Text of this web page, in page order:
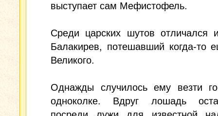
выступает сам Мефистофель.
Среди царских шутов отличался
Балакирев, потешавший когда-то
Великого.
Однажды случилось ему везти
одноколке. Вдруг лошадь